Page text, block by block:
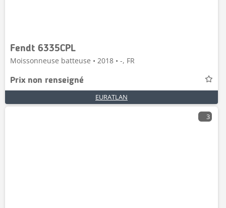
Fendt 6335CPL
Moissonneuse batteuse • 2018 • -, FR
Prix non renseigné
EURATLAN
3